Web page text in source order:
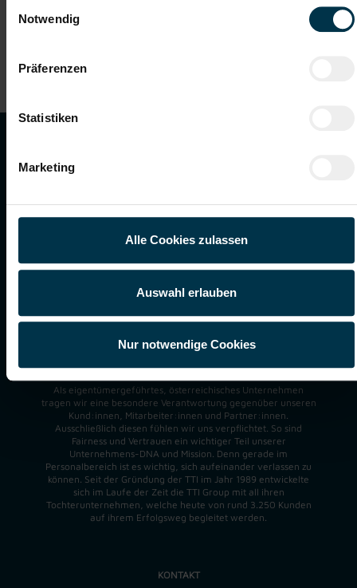
Notwendig
Präferenzen
Statistiken
Marketing
Alle Cookies zulassen
Auswahl erlauben
Nur notwendige Cookies
Verantwortung
5 Datensicherheitsmaßnahmen
Warum TTI
Als eigentümergeführtes, österreichisches Unternehmen
tragen wir eine besondere Verantwortung gegenüber unseren
Kund:innen, Mitarbeiter:innen und Partner:innen.
Ausschließlich diesen fühlen wir uns verpflichtet. So sind
Fairness und Vertrauen ein wichtiger Teil unserer
Unternehmens-DNA und Mission . Denn gerade im
Personalbereich ist es wichtig, sich aufeinander verlassen zu
können. Seit der Gründung der TTI im Jahr 1989 entwickelte
sich im Laufe der Zeit die TTI Group mit all ihren
Tochterunternehmen, welche heute von rund 3.250 Kunden
auf ihrem Erfolgsweg begleitet werden.
KONTAKT